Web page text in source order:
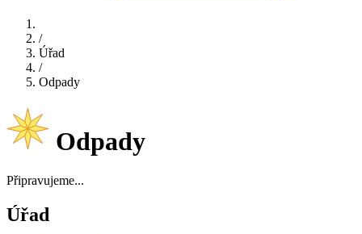
/
Úřad
/
Odpady
Odpady
Připravujeme...
Úřad